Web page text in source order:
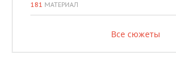
181 МАТЕРИАЛ
Все сюжеты